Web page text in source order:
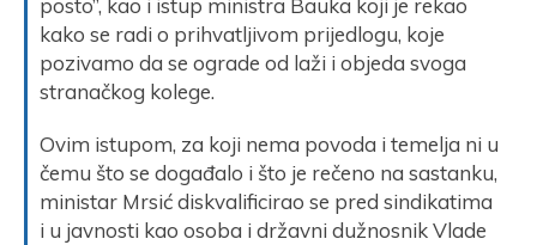
posto”, kao i istup ministra Bauka koji je rekao
kako se radi o prihvatljivom prijedlogu, koje
pozivamo da se ograde od laži i objeda svoga
stranačkog kolege.
Ovim istupom, za koji nema povoda i temelja ni u
čemu što se događalo i što je rečeno na sastanku,
ministar Mrsić diskvalificirao se pred sindikatima
i u javnosti kao osoba i državni dužnosnik Vlade